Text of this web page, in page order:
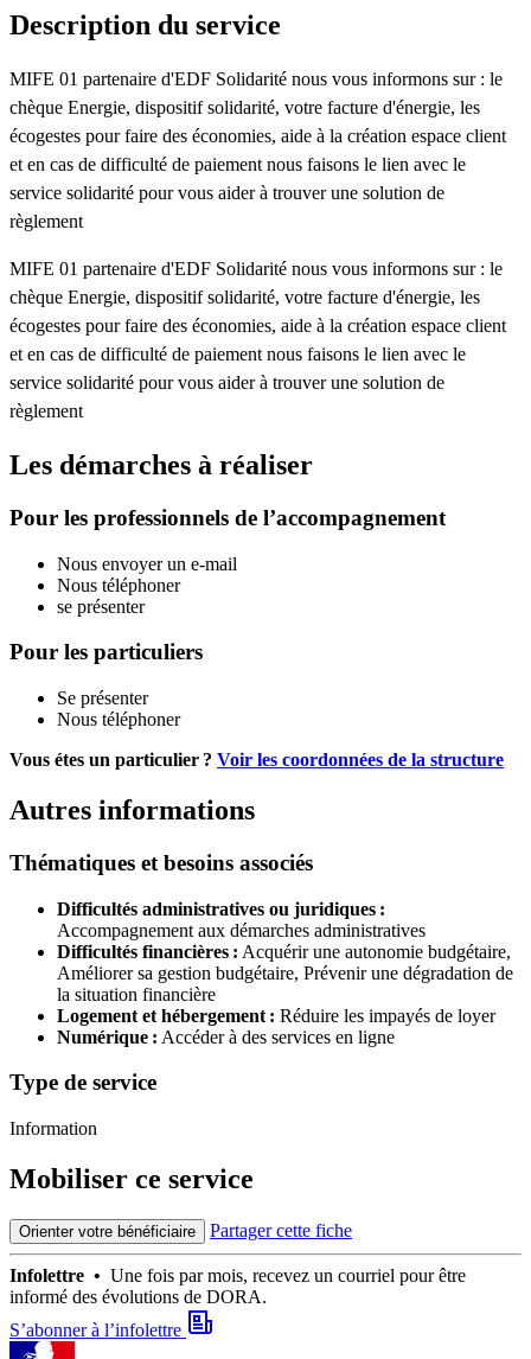
Description du service
MIFE 01 partenaire d'EDF Solidarité nous vous informons sur : le
chèque Energie, dispositif solidarité, votre facture d'énergie, les
écogestes pour faire des économies, aide à la création espace client
et en cas de difficulté de paiement nous faisons le lien avec le
service solidarité pour vous aider à trouver une solution de
règlement
MIFE 01 partenaire d'EDF Solidarité nous vous informons sur : le
chèque Energie, dispositif solidarité, votre facture d'énergie, les
écogestes pour faire des économies, aide à la création espace client
et en cas de difficulté de paiement nous faisons le lien avec le
service solidarité pour vous aider à trouver une solution de
règlement
Les démarches à réaliser
Pour les professionnels de l’accompagnement
Nous envoyer un e-mail
Nous téléphoner
se présenter
Pour les particuliers
Se présenter
Nous téléphoner
Vous étes un particulier ? Voir les coordonnées de la structure
Autres informations
Thématiques et besoins associés
Difficultés administratives ou juridiques :
Accompagnement aux démarches administratives
Difficultés financières : Acquérir une autonomie budgétaire,
Améliorer sa gestion budgétaire, Prévenir une dégradation de
la situation financière
Logement et hébergement : Réduire les impayés de loyer
Numérique : Accéder à des services en ligne
Type de service
Information
Mobiliser ce service
Orienter votre bénéficiaire Partager cette fiche
Infolettre • Une fois par mois, recevez un courriel pour être
informé des évolutions de DORA.
S’abonner à l’infolettre